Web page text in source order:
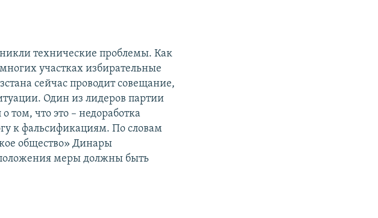
технические проблемы. Как
участках избирательные
сейчас проводит совещание,
Один из лидеров партии
том, что это – недоработка
к фальсификациям. По словам
общество» Динары
меры должны быть